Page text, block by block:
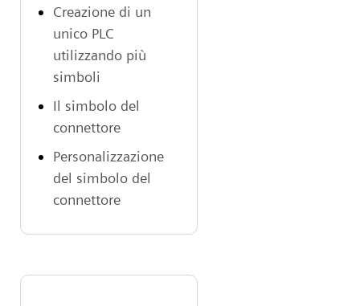
Creazione di un
unico PLC
utilizzando più
simboli
Il simbolo del
connettore
Personalizzazione
del simbolo del
connettore